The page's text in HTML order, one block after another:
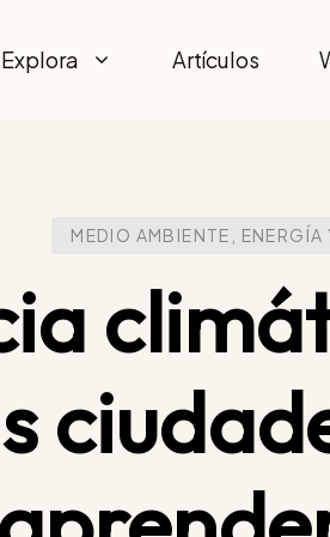
Explora Artículos
MEDIO AMBIENTE, ENERGÍA